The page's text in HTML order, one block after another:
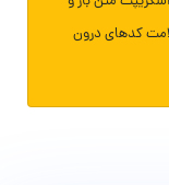
کدهای درون